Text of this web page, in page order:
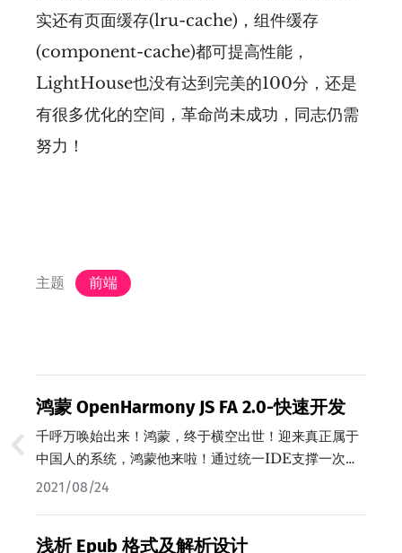
实还有页面缓存(lru-cache)，组件缓存
(component-cache)都可提高性能，
LightHouse也没有达到完美的100分，还是
有很多优化的空间，革命尚未成功，同志仍需
努力！
主题 前端
鸿蒙 OpenHarmony JS FA 2.0-快速开发
千呼万唤始出来！鸿蒙，终于横空出世！迎来真正属于
中国人的系统，鸿蒙他来啦！通过统一IDE支撑一次开
发，多端部署，实现跨终端生态共享。鸿蒙OS凭借多
预览的可视化编程，从而使开发者可以基于同一工程高
2021/08/24
浅析 Epub 格式及解析设计